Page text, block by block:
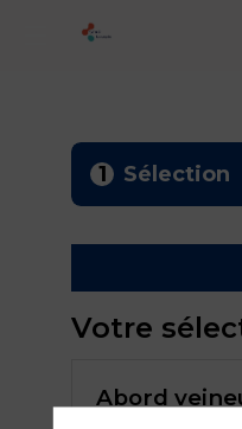
1 Sélection
Votre
Abord